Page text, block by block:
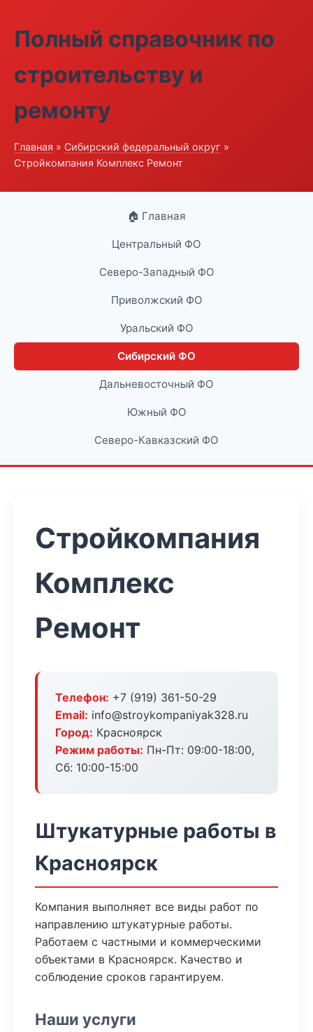
Полный справочник по
строительству и
ремонту
Главная » Сибирский федеральный округ »
Стройкомпания Комплекс Ремонт
🏠 Главная
Центральный ФО
Северо-Западный ФО
Приволжский ФО
Уральский ФО
Сибирский ФО
Дальневосточный ФО
Южный ФО
Северо-Кавказский ФО
Стройкомпания
Комплекс
Ремонт
Телефон: +7 (919) 361-50-29
Email: info@stroykompaniyak328.ru
Город: Красноярск
Режим работы: Пн-Пт: 09:00-18:00,
Сб: 10:00-15:00
Штукатурные работы в
Красноярск
Компания выполняет все виды работ по
направлению штукатурные работы.
Работаем с частными и коммерческими
объектами в Красноярск. Качество и
соблюдение сроков гарантируем.
Наши услуги